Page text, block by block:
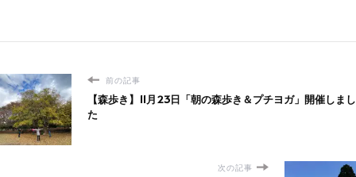
前の記事
【森歩き】11月23日「朝の森歩き＆プチヨガ」開催しまし
た
次の記事